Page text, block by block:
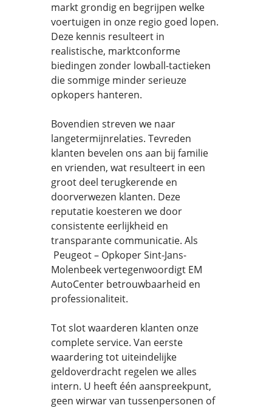
markt grondig en begrijpen welke
voertuigen in onze regio goed lopen.
Deze kennis resulteert in
realistische, marktconforme
biedingen zonder lowball-tactieken
die sommige minder serieuze
opkopers hanteren.
Bovendien streven we naar
langetermijnrelaties. Tevreden
klanten bevelen ons aan bij familie
en vrienden, wat resulteert in een
groot deel terugkerende en
doorverwezen klanten. Deze
reputatie koesteren we door
consistente eerlijkheid en
transparante communicatie. Als
Peugeot – Opkoper Sint-Jans-
Molenbeek vertegenwoordigt EM
AutoCenter betrouwbaarheid en
professionaliteit.
Tot slot waarderen klanten onze
complete service. Van eerste
waardering tot uiteindelijke
geldoverdracht regelen we alles
intern. U heeft één aanspreekpunt,
geen wirwar van tussenpersonen of